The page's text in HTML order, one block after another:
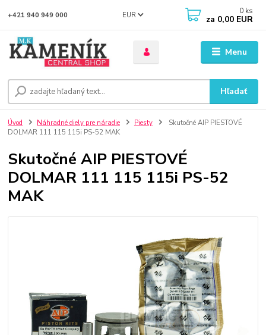
Menu
EUR
Hľadať
+421 940 949 000 0 ks
za 0,00 EUR
Úvod Náhradné diely pre náradie Piesty
Skutočné AIP PIESTOVÉ
DOLMAR 111 115 115i PS-52 MAK
Skutočné AIP PIESTOVÉ
DOLMAR 111 115 115i PS-52
MAK